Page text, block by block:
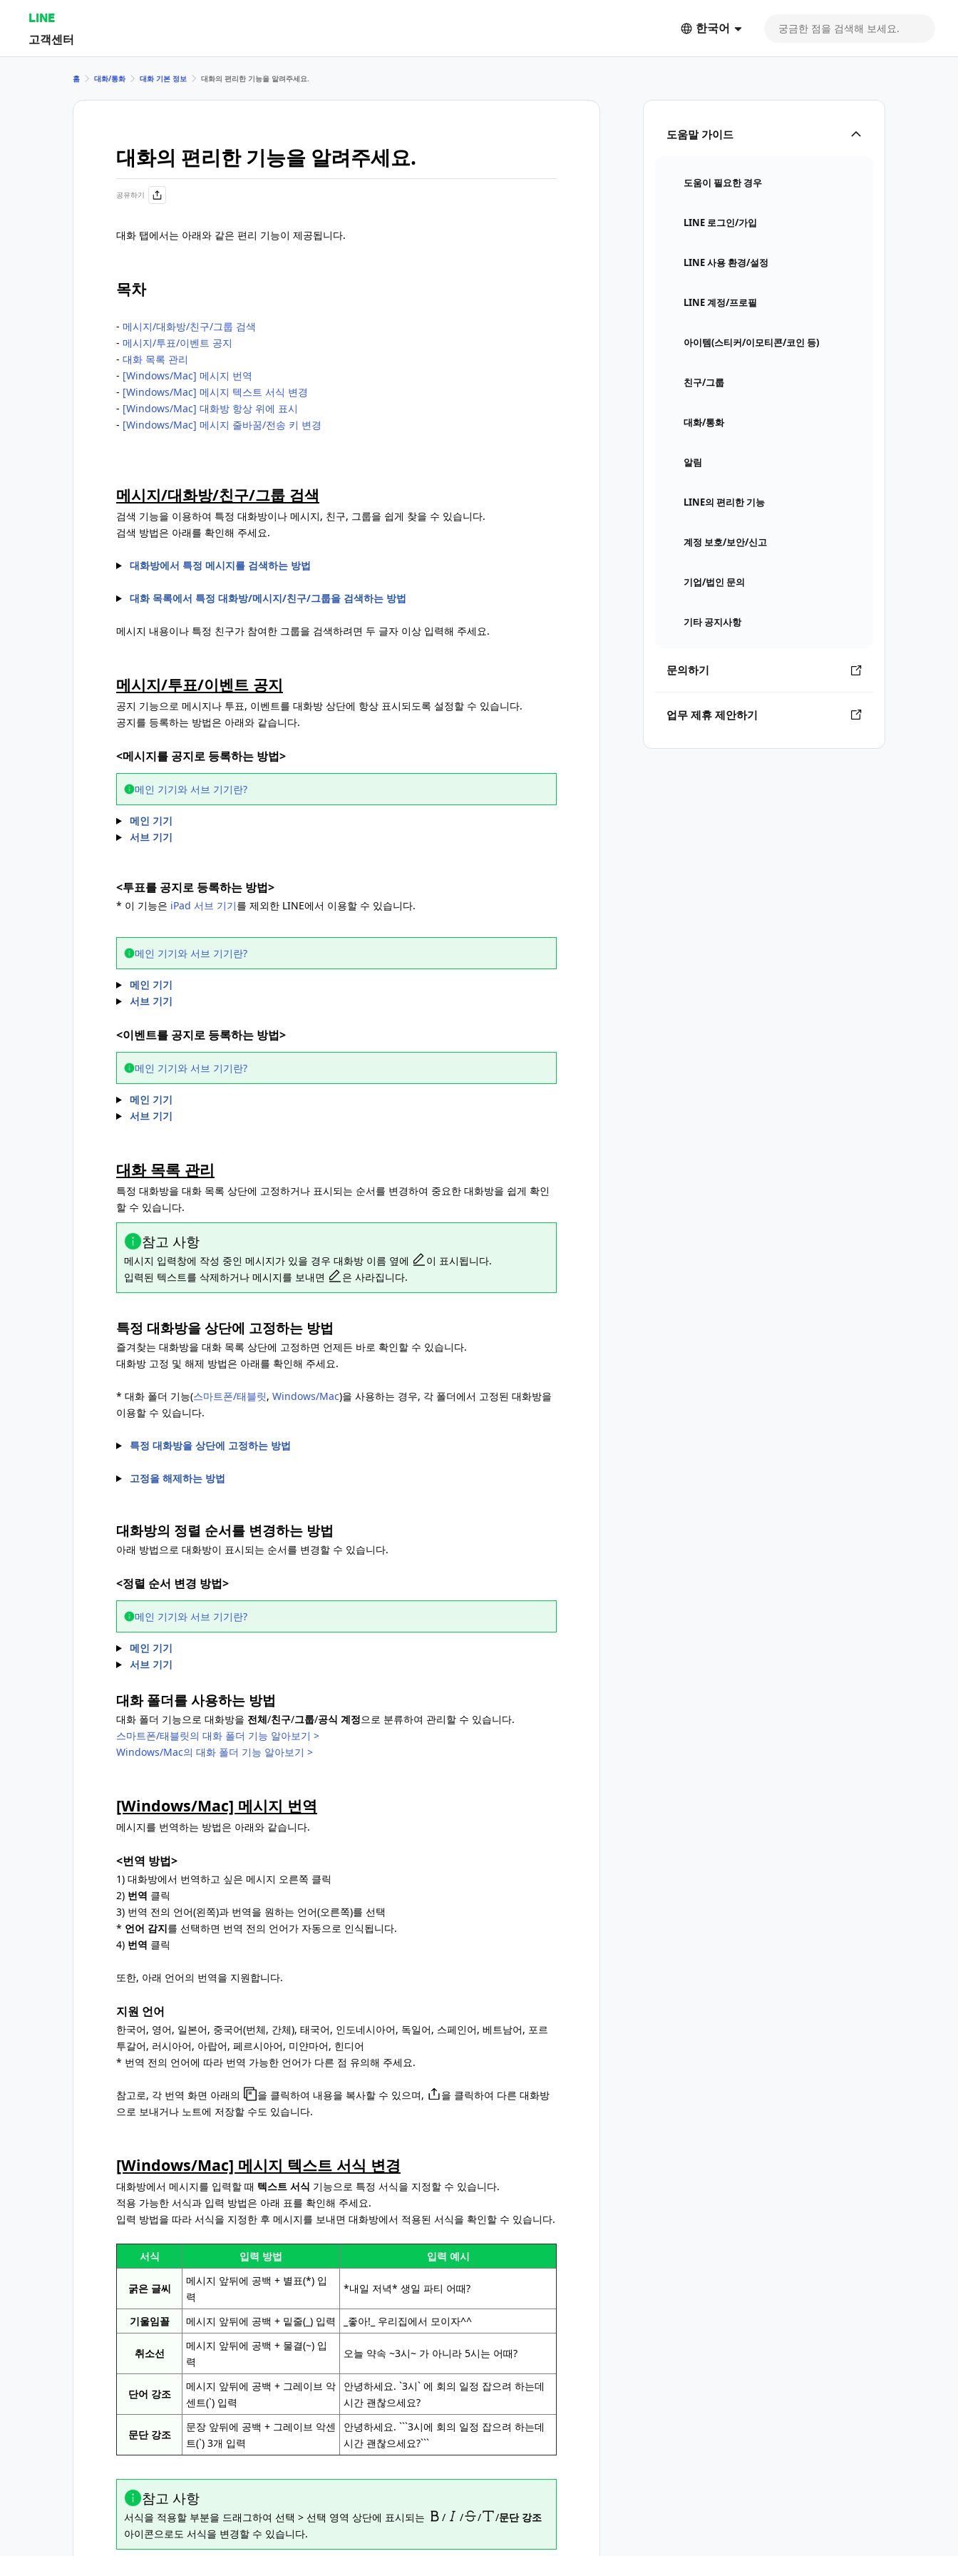
LINE
고객센터
한국어
도움말 가이드
도움이 필요한 경우
LINE 로그인/가입
LINE 사용 환경/설정
LINE 계정/프로필
아이템(스티커/이모티콘/코인 등)
친구/그룹
대화/통화
알림
LINE의 편리한 기능
계정 보호/보안/신고
기업/법인 문의
기타 공지사항
문의하기
업무 제휴 제안하기
홈 대화/통화 대화 기본 정보 대화의 편리한 기능을 알려주세요.
대화의 편리한 기능을 알려주세요.
공유하기
대화 탭에서는 아래와 같은 편리 기능이 제공됩니다.
목차
‐ 메시지/대화방/친구/그룹 검색
‐ 메시지/투표/이벤트 공지
‐ 대화 목록 관리
‐ [Windows/Mac] 메시지 번역
‐ [Windows/Mac] 메시지 텍스트 서식 변경
‐ [Windows/Mac] 대화방 항상 위에 표시
‐ [Windows/Mac] 메시지 줄바꿈/전송 키 변경
메시지/대화방/친구/그룹 검색
검색 기능을 이용하여 특정 대화방이나 메시지, 친구, 그룹을 쉽게 찾을 수 있습니다.
검색 방법은 아래를 확인해 주세요.
대화방에서 특정 메시지를 검색하는 방법
대화 목록에서 특정 대화방/메시지/친구/그룹을 검색하는 방법
메시지 내용이나 특정 친구가 참여한 그룹을 검색하려면 두 글자 이상 입력해 주세요.
메시지/투표/이벤트 공지
공지 기능으로 메시지나 투표, 이벤트를 대화방 상단에 항상 표시되도록 설정할 수 있습니다.
공지를 등록하는 방법은 아래와 같습니다.
<메시지를 공지로 등록하는 방법>
메인 기기와 서브 기기란?
메인 기기
서브 기기
<투표를 공지로 등록하는 방법>
* 이 기능은 iPad 서브 기기를 제외한 LINE에서 이용할 수 있습니다.
메인 기기와 서브 기기란?
메인 기기
서브 기기
<이벤트를 공지로 등록하는 방법>
메인 기기와 서브 기기란?
메인 기기
서브 기기
대화 목록 관리
특정 대화방을 대화 목록 상단에 고정하거나 표시되는 순서를 변경하여 중요한 대화방을 쉽게 확인
할 수 있습니다.
참고 사항
메시지 입력창에 작성 중인 메시지가 있을 경우 대화방 이름 옆에
이 표시됩니다.
입력된 텍스트를 삭제하거나 메시지를 보내면
은 사라집니다.
특정 대화방을 상단에 고정하는 방법
즐겨찾는 대화방을 대화 목록 상단에 고정하면 언제든 바로 확인할 수 있습니다.
대화방 고정 및 해제 방법은 아래를 확인해 주세요.
* 대화 폴더 기능(스마트폰/태블릿, Windows/Mac)을 사용하는 경우, 각 폴더에서 고정된 대화방을
이용할 수 있습니다.
특정 대화방을 상단에 고정하는 방법
고정을 해제하는 방법
대화방의 정렬 순서를 변경하는 방법
아래 방법으로 대화방이 표시되는 순서를 변경할 수 있습니다.
<정렬 순서 변경 방법>
메인 기기와 서브 기기란?
메인 기기
서브 기기
대화 폴더를 사용하는 방법
대화 폴더 기능으로 대화방을 전체/친구/그룹/공식 계정으로 분류하여 관리할 수 있습니다.
스마트폰/태블릿의 대화 폴더 기능 알아보기 >
Windows/Mac의 대화 폴더 기능 알아보기 >
[Windows/Mac] 메시지 번역
메시지를 번역하는 방법은 아래와 같습니다.
<번역 방법>
1) 대화방에서 번역하고 싶은 메시지 오른쪽 클릭
2) 번역 클릭
3) 번역 전의 언어(왼쪽)과 번역을 원하는 언어(오른쪽)를 선택
* 언어 감지를 선택하면 번역 전의 언어가 자동으로 인식됩니다.
4) 번역 클릭
또한, 아래 언어의 번역을 지원합니다.
지원 언어
한국어, 영어, 일본어, 중국어(번체, 간체), 태국어, 인도네시아어, 독일어, 스페인어, 베트남어, 포르
투갈어, 러시아어, 아랍어, 페르시아어, 미얀마어, 힌디어
* 번역 전의 언어에 따라 번역 가능한 언어가 다른 점 유의해 주세요.
참고로, 각 번역 화면 아래의 을 클릭하여 내용을 복사할 수 있으며,
을 클릭하여 다른 대화방
으로 보내거나 노트에 저장할 수도 있습니다.
[Windows/Mac] 메시지 텍스트 서식 변경
대화방에서 메시지를 입력할 때 텍스트 서식 기능으로 특정 서식을 지정할 수 있습니다.
적용 가능한 서식과 입력 방법은 아래 표를 확인해 주세요.
입력 방법을 따라 서식을 지정한 후 메시지를 보내면 대화방에서 적용된 서식을 확인할 수 있습니다.
서식 입력 방법 입력 예시
굵은 글씨
메시지 앞뒤에 공백 + 별표(*) 입
력
*내일 저녁* 생일 파티 어때?
기울임꼴 메시지 앞뒤에 공백 + 밑줄(_) 입력 _좋아!_ 우리집에서 모이자^^
취소선
메시지 앞뒤에 공백 + 물결(~) 입
력
오늘 약속 ~3시~ 가 아니라 5시는 어때?
단어 강조
메시지 앞뒤에 공백 + 그레이브 악
센트(`) 입력
안녕하세요. `3시` 에 회의 일정 잡으려 하는데
시간 괜찮으세요?
문단 강조
문장 앞뒤에 공백 + 그레이브 악센
트(`) 3개 입력
안녕하세요. ```3시에 회의 일정 잡으려 하는데
시간 괜찮으세요?```
참고 사항
서식을 적용할 부분을 드래그하여 선택 > 선택 영역 상단에 표시되는 / / / /문단 강조
아이콘으로도 서식을 변경할 수 있습니다.